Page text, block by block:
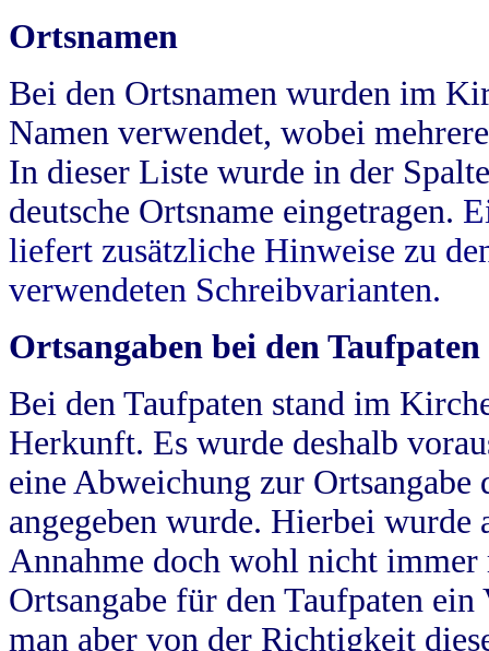
Ortsnamen
Bei den Ortsnamen wurden im
Namen verwendet, wobei
In dieser Liste wurde in der
deutsche Ortsname eingetragen.
liefert zusätzliche Hinweise zu
verwendeten Schreibvarianten.
Ortsangaben bei den Taufpaten
Bei den Taufpaten stand im
Herkunft. Es wurde deshalb
eine Abweichung zur
angegeben wurde. Hierbei wurde
Annahme doch wohl nicht
Ortsangabe für den Taufpaten
man aber von der Richtigkeit